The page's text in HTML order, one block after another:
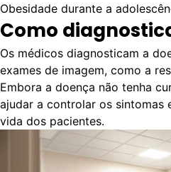
Obesidade durante a
Como
Os médicos diagnosticam a
exames de imagem, como a
Embora a doença não tenha
ajudar a controlar os sintomas
vida dos pacientes.